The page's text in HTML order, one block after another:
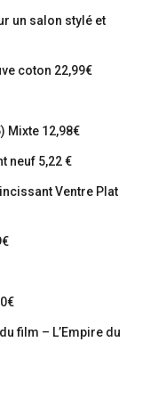
un salon stylé et
coton 22,99€
Mixte 12,98€
neuf 5,22 €
Ventre Plat
film – L’Empire du